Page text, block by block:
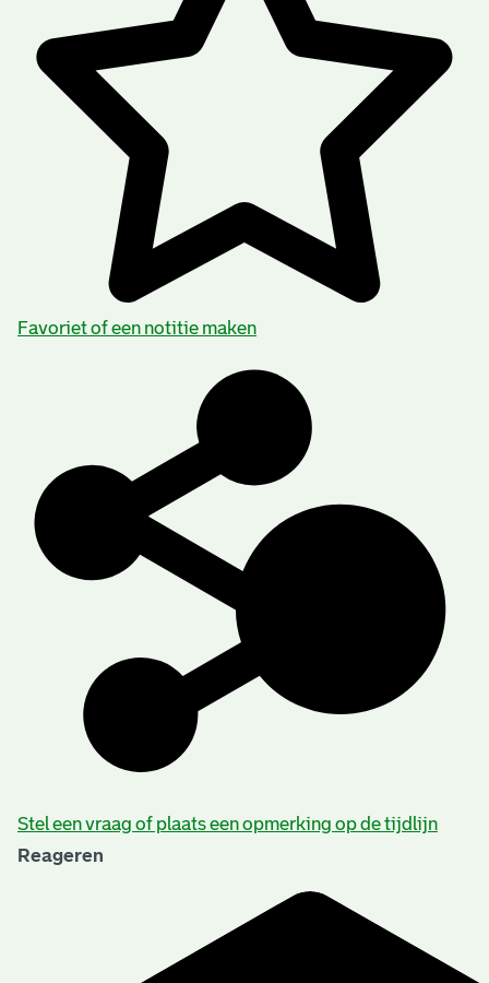
Favoriet of een notitie maken
Stel een vraag of plaats een opmerking op de tijdlijn
Reageren